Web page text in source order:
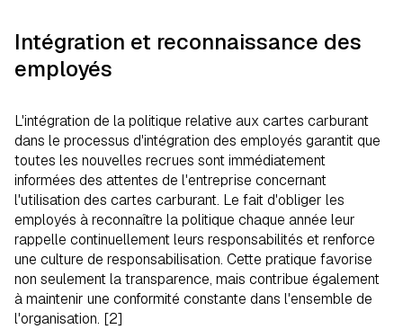
Intégration et reconnaissance des
employés
L'intégration de la politique relative aux cartes carburant
dans le processus d'intégration des employés garantit que
toutes les nouvelles recrues sont immédiatement
informées des attentes de l'entreprise concernant
l'utilisation des cartes carburant. Le fait d'obliger les
employés à reconnaître la politique chaque année leur
rappelle continuellement leurs responsabilités et renforce
une culture de responsabilisation. Cette pratique favorise
non seulement la transparence, mais contribue également
à maintenir une conformité constante dans l'ensemble de
l'organisation. [2]